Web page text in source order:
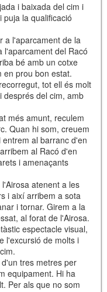
i baixada del cim i
la qualificació
a l'aparcament de la
l'aparcament del Racó
bé amb un cotxe
en prou bon estat.
tot ell és molt
després del cim, amb
més amunt, reculem
Quan hi som, creuem
al barranc d'en
al Racó d'en
i amenaçants
atenent a les
i així arribem a sota
i tornar. Girem a la
al forat de l'Airosa.
espectacle visual,
l'excursió de molts i
tres metres per
equipament. Hi ha
Per als que no som